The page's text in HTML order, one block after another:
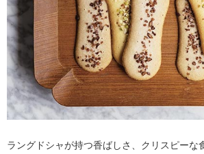
ラングドシャが持つ香ばしさ、クリスピーな